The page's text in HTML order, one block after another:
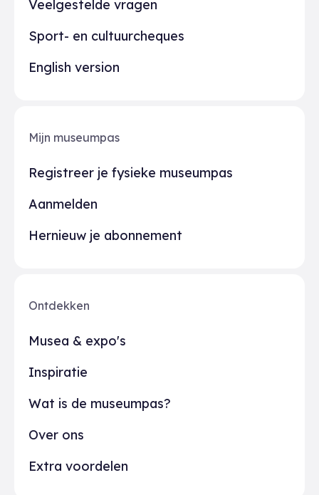
Veelgestelde vragen
Sport- en cultuurcheques
English version
Ontdekken
Musea & expo's
Inspiratie
Wat is de museumpas?
Over ons
Extra voordelen
Mijn museumpas
Registreer je fysieke museumpas
Aanmelden
Hernieuw je abonnement